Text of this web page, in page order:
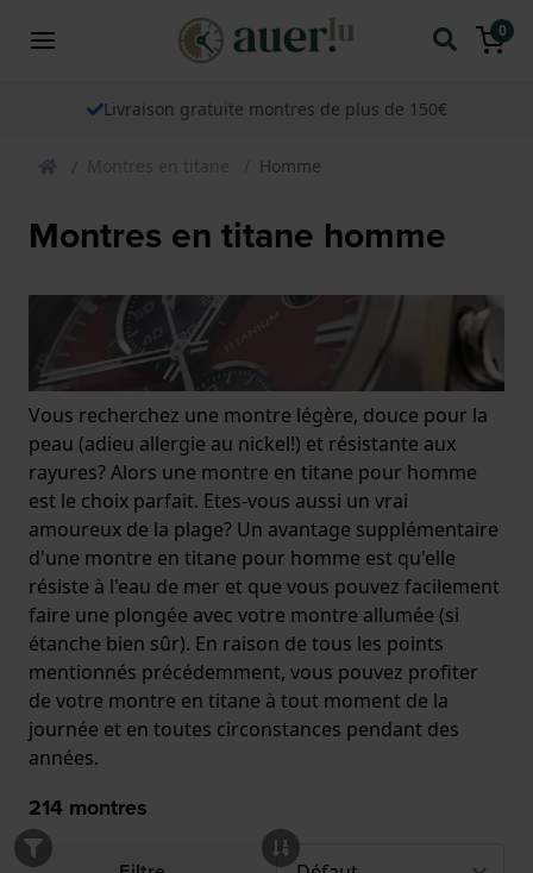
0
Livraison gratuite montres de plus de 150€
Montres en titane Homme
Montres en titane homme
Vous recherchez une montre légère, douce pour la
peau (adieu allergie au nickel!) et résistante aux
rayures? Alors une montre en titane pour homme
est le choix parfait. Etes-vous aussi un vrai
amoureux de la plage? Un avantage supplémentaire
d'une montre en titane pour homme est qu'elle
résiste à l'eau de mer et que vous pouvez facilement
faire une plongée avec votre montre allumée (si
étanche bien sûr). En raison de tous les points
mentionnés précédemment, vous pouvez profiter
de votre montre en titane à tout moment de la
journée et en toutes circonstances pendant des
années.
214 montres